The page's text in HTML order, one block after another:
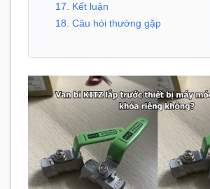
17. Kết luận
18. Câu hỏi thường gặp